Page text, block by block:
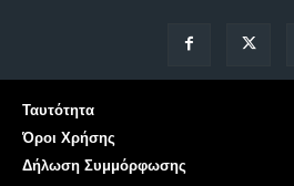
Ταυτότητα
Όροι Χρήσης
Δήλωση Συμμόρφωσης